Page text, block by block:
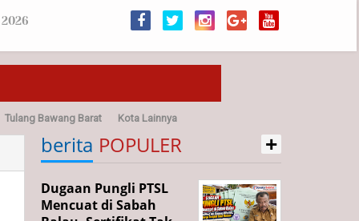
Tulang Bawang Barat Kota Lainnya
berita POPULER +
Dugaan Pungli PTSL
Mencuat di Sabah